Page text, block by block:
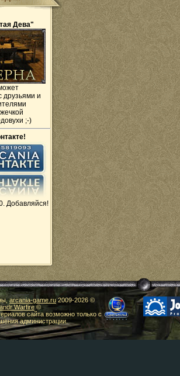
Дева"
друзьями и
;-)
Добавляйся!
arcania-game.ru2009-2026 ©
Warfire©
сайта возможно только с
администрации.